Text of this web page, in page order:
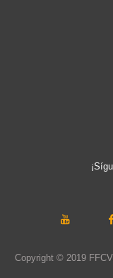
Copyright © 2019